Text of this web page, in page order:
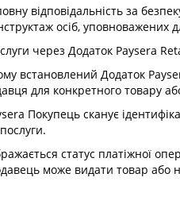
відповідальність за
осіб,
через Додаток Paysera
встановлений Додаток
для конкретного товару
Покупець сканує
статус платіжної
може видати товар або